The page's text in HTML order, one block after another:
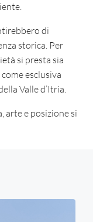
di
storica. Per
si presta sia
esclusiva
Valle d’Itria.
arte e posizione si